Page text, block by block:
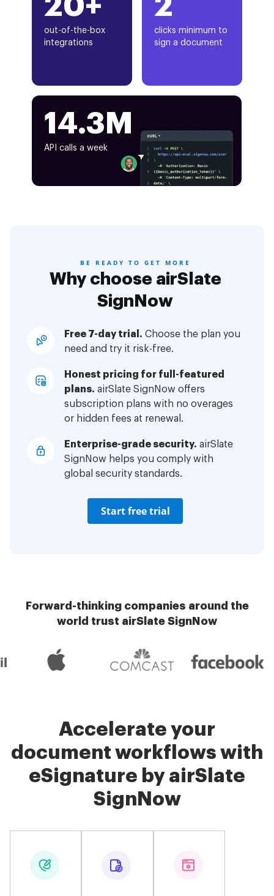
20+
out-of-the-box
integrations
2
clicks minimum to
sign a document
14.3M
API calls a week
BE READY TO GET MORE
Why choose airSlate
SignNow
Free 7-day trial. Choose the plan you
need and try it risk-free.
Honest pricing for full-featured
plans. airSlate SignNow offers
subscription plans with no overages
or hidden fees at renewal.
Enterprise-grade security. airSlate
SignNow helps you comply with
global security standards.
Start free trial
Forward-thinking companies around the
world trust airSlate SignNow
Accelerate your
document workflows with
eSignature by airSlate
SignNow